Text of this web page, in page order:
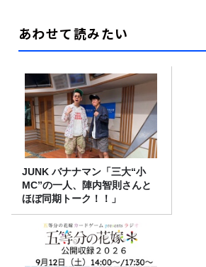
あわせて読みたい
JUNK バナナマン「三大“小
MC”の一人、陣内智則さんと
ほぼ同期トーク！！」